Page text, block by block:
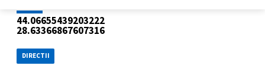
44.06655439203222
28.63366867607316
DIRECTII